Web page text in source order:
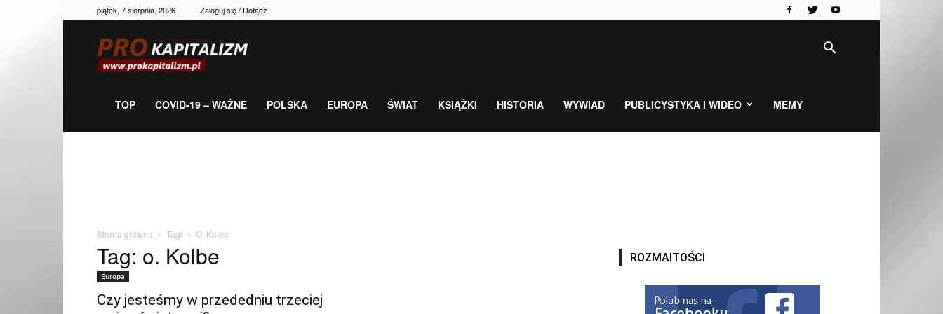
piątek, 7 sierpnia, 2026 Zaloguj się / Dołącz
gospodarka,
TOP COVID-19 – WAŻNE POLSKA EUROPA ŚWIAT KSIĄŻKI HISTORIA WYWIAD PUBLICYSTYKA I WIDEO MEMY
Strona główna Tagi O. Kolbe
Tag: o. Kolbe
Europa
Czy jesteśmy w przededniu trzeciej
ROZMAITOŚCI